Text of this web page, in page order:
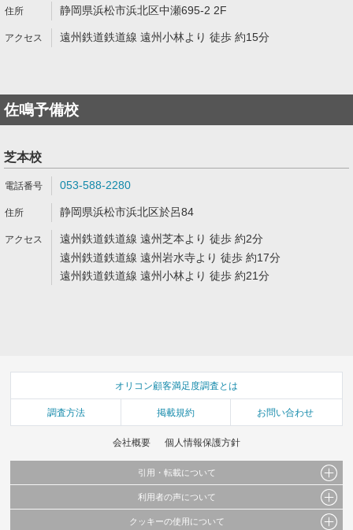
静岡県浜松市浜北区中瀬695-2 2F
遠州鉄道鉄道線 遠州小林より 徒歩 約15分
佐鳴予備校
芝本校
053-588-2280
静岡県浜松市浜北区於呂84
遠州鉄道鉄道線 遠州芝本より 徒歩 約2分
遠州鉄道鉄道線 遠州岩水寺より 徒歩 約17分
遠州鉄道鉄道線 遠州小林より 徒歩 約21分
オリコン顧客満足度調査とは
調査方法 掲載規約 お問い合わせ
会社概要 個人情報保護方針
引用・転載について
当サイトで公開されている情報（文字、写真、イラスト、画像データ等）及びこれらの配
これらの情報を権利者の許可なく無断転載・複製などの二次利用を行うことは固く禁じて
利用者の声について
当サイトに掲載している内容はすべてサービスの利用者が提出された見解・感想です。
クッキーの使用について